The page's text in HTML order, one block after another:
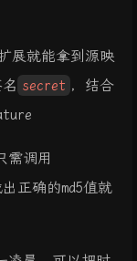
展就能拿到源映
secret ，结合
需调用
正确的md5值就